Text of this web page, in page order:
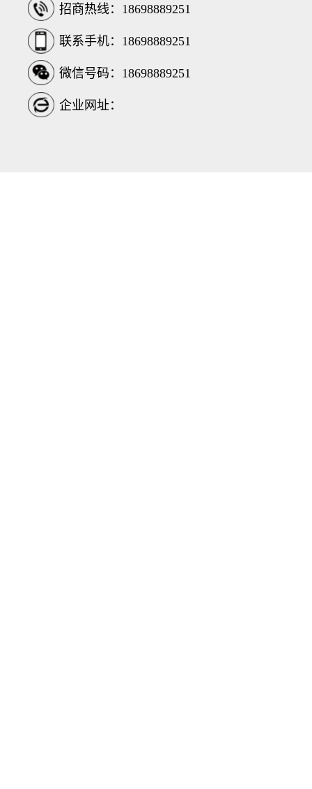
招商热线：18698889251
联系手机：18698889251
微信号码：18698889251
企业网址：